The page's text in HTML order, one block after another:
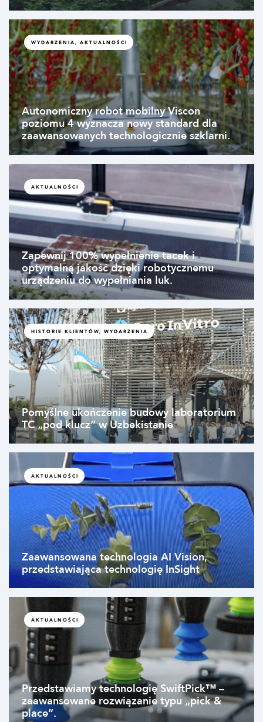
WYDARZENIA, AKTUALNOŚCI
Autonomiczny robot mobilny Viscon
poziomu 4 wyznacza nowy standard dla
zaawansowanych technologicznie szklarni.
AKTUALNOŚCI
Zapewnij 100% wypełnienie tacek i
optymalną jakość dzięki robotycznemu
urządzeniu do wypełniania luk.
HISTORIE KLIENTÓW, WYDARZENIA
Pomyślne ukończenie budowy laboratorium
TC „pod klucz” w Uzbekistanie
AKTUALNOŚCI
Zaawansowana technologia AI Vision,
przedstawiająca technologię InSight
AKTUALNOŚCI
Przedstawiamy technologię SwiftPick™ –
zaawansowane rozwiązanie typu „pick &
place”.